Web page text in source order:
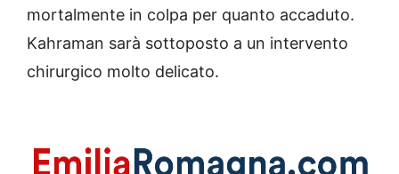
mortalmente in colpa per quanto accaduto.
Kahraman sarà sottoposto a un intervento
chirurgico molto delicato.